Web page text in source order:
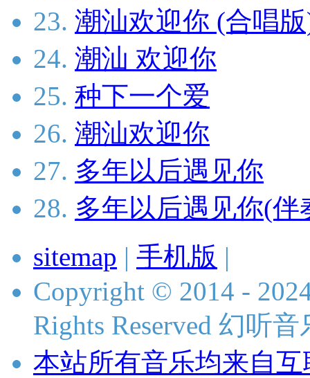
23. 潮汕欢迎你 (合唱
24. 潮汕 欢迎你
25. 种下一个爱
26. 潮汕欢迎你
27. 多年以后遇见你
28. 多年以后遇见你(伴
sitemap | 手机版 |
Copyright © 2014 -
Rights Reserved 幻听
本站所有音乐均来自